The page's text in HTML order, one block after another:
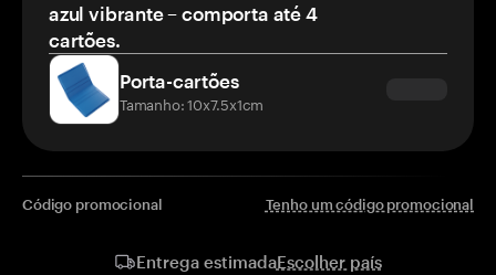
azul vibrante – comporta até 4
cartões.
Porta-cartões
Tamanho: 10x7.5x1cm
Código promocional Tenho um código promocional
Entrega estimadaEscolher país